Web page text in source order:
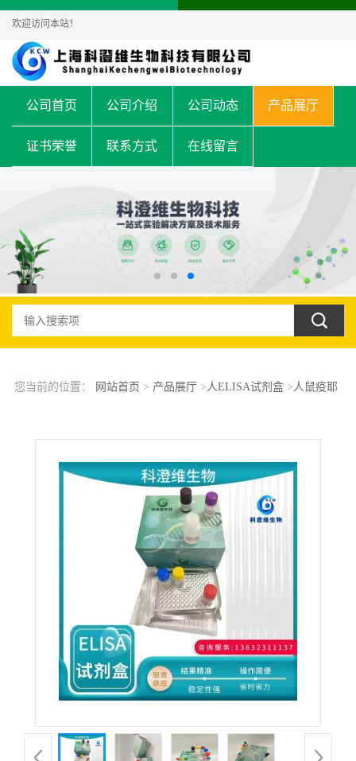
欢迎访问本站！
公司首页 公司介绍 公司动态 产品展厅
证书荣誉 联系方式 在线留言
您当前的位置： 网站首页 > 产品展厅> 人ELISA试剂盒> 人鼠疫耶